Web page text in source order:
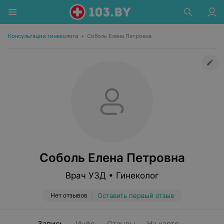
Консультации гинеколога • Соболь Елена Петровна
Соболь Елена Петровна
Врач УЗД • Гинеколог
Нет отзывов Оставить первый отзыв